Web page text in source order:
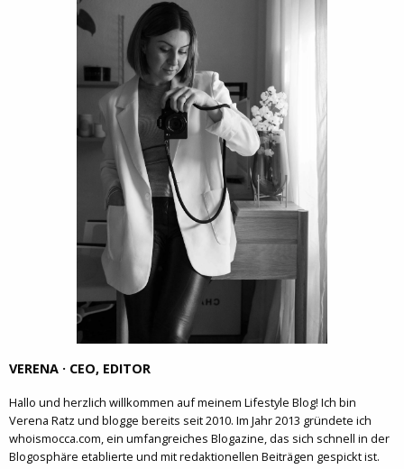
VERENA · CEO, EDITOR
Hallo und herzlich willkommen auf meinem Lifestyle Blog! Ich bin
Verena Ratz und blogge bereits seit 2010. Im Jahr 2013 gründete ich
whoismocca.com, ein umfangreiches Blogazine, das sich schnell in der
Blogosphäre etablierte und mit redaktionellen Beiträgen gespickt ist.